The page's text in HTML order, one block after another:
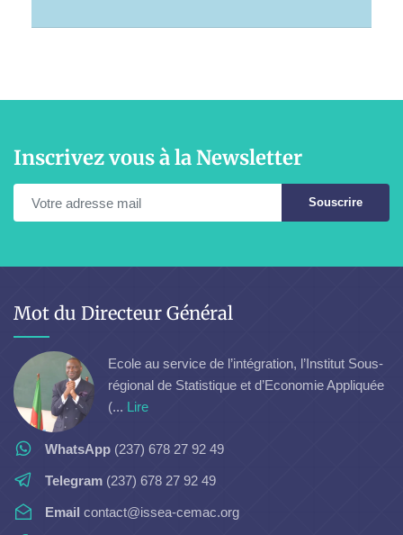
Inscrivez vous à la Newsletter
Souscrire
Mot du Directeur Général
Ecole au service de l’intégration, l’Institut Sous-
régional de Statistique et d’Economie Appliquée
(... Lire
WhatsApp (237) 678 27 92 49
Telegram (237) 678 27 92 49
Email contact@issea-cemac.org